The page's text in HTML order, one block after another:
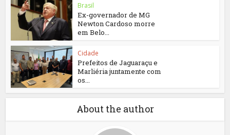
Brasil
Ex-governador de MG
Newton Cardoso morre
em Belo...
Cidade
Prefeitos de Jaguaraçu e
Marliéria juntamente com
os...
About the author